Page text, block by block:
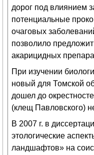
дорог под влиянием
потенциальные
очаговых
позволило
акарицидных
При изучении
новый для Томской
дошел до
(клещ Павловского)
В 2007 г. в
этологические
ландшафтов» на